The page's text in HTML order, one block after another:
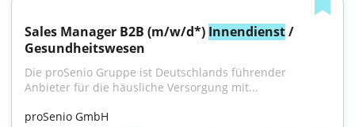
Sales Manager B2B (m/w/d*) Innendienst /
Gesundheitswesen
Die proSenio Gruppe ist Deutschlands führender
Anbieter für die häusliche Versorgung mit...
proSenio GmbH